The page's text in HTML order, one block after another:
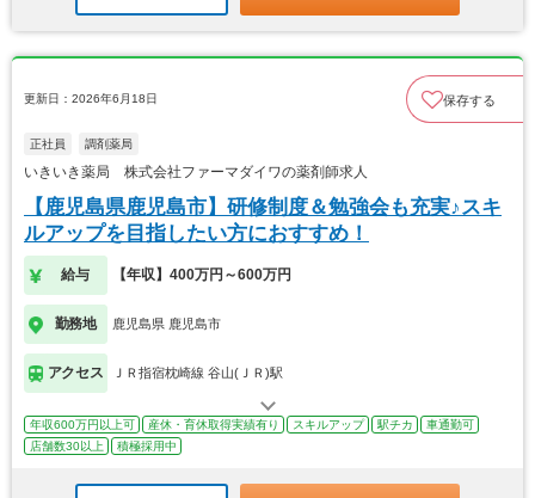
更新日：2026年6月18日 保存する
正社員 調剤薬局
いきいき薬局 株式会社ファーマダイワの薬剤師求人
【鹿児島県鹿児島市】研修制度＆勉強会も充実♪スキ
ルアップを目指したい方におすすめ！
給与 【年収】400万円～600万円
勤務地 鹿児島県 鹿児島市
アクセス ＪＲ指宿枕崎線 谷山(ＪＲ)駅
年収600万円以上可 産休・育休取得実績有り スキルアップ 駅チカ
車通勤可
店舗数30以上
積極採用中